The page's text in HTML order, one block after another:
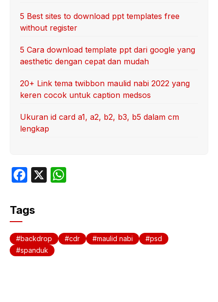
5 Best sites to download ppt templates free
without register
5 Cara download template ppt dari google yang
aesthetic dengan cepat dan mudah
20+ Link tema twibbon maulid nabi 2022 yang
keren cocok untuk caption medsos
Ukuran id card a1, a2, b2, b3, b5 dalam cm
lengkap
F
c
e
b
o
X
A
Tags
backdrop cdr maulid nabi
psd
spanduk